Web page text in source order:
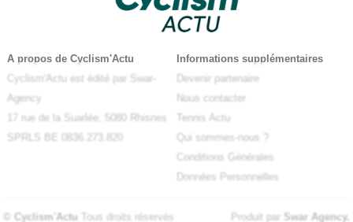
A propos de Cyclism'Actu
Cyclism'Actu est édité par Swar-
Agency
17 rue de la Suarlée, 5080 Rhisnes
SPRLS BE 0836.273.820
Informations supplémentaires
Devenir partenaire
Nous contacter
Tennis Actu
Qui sommes-nous ?
Conditions Générales
Données Personnelles
© Cyclism'Actu Tous droits réservés Produit par Swar Agency.